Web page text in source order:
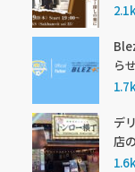
らせ
デ
店